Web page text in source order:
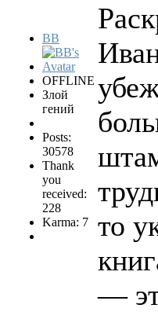
BB
OFFLINE
Злой
гений
Posts:
30578
Thank
you
received:
228
Karma: 7
то
—